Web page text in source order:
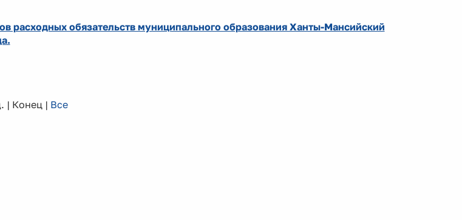
расходных обязательств муниципального образования Ханты-Мансийский
| Конец | Все